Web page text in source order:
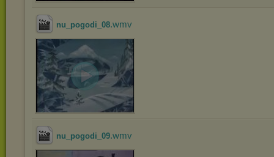
nu_pogodi_08.wmv
nu_pogodi_09.wmv